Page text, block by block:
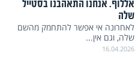
אללוף. אנחנו התאהבנו בסטייל
שלה
לאחרונה אי אפשר להתחמק מהשם
שלה, וגם אין...
16.04.2026